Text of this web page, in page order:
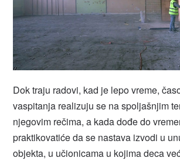
Dok traju radovi, kad je lepo vreme,
vaspitanja realizuju se na spoljašnjim
njegovim rečima, a kada dođe do
praktikovatiće da se nastava izvodi u
objekta, u učionicama u kojima deca